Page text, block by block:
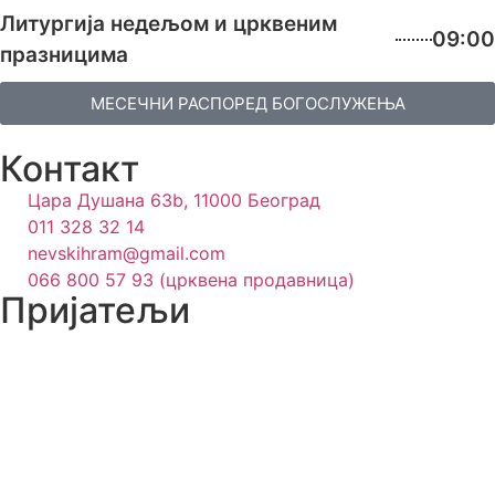
Литургија недељом и црквеним
празницима
09:00
МЕСЕЧНИ РАСПОРЕД БОГОСЛУЖЕЊА
Контакт
Цара Душана 63b, 11000 Београд
011 328 32 14
nevskihram@gmail.com
066 800 57 93 (црквена продавница)
Пријатељи